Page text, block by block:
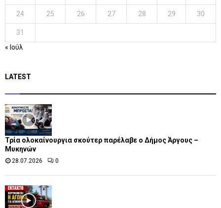
24 25 26 27 28 29 30
31
« Ιούλ
LATEST
Τρία ολοκαίνουργια σκούτερ παρέλαβε o Δήμος Άργους –
Μυκηνών
28.07.2026 0